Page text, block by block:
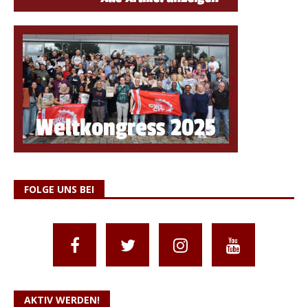
FOLGE UNS BEI
AKTIV WERDEN!